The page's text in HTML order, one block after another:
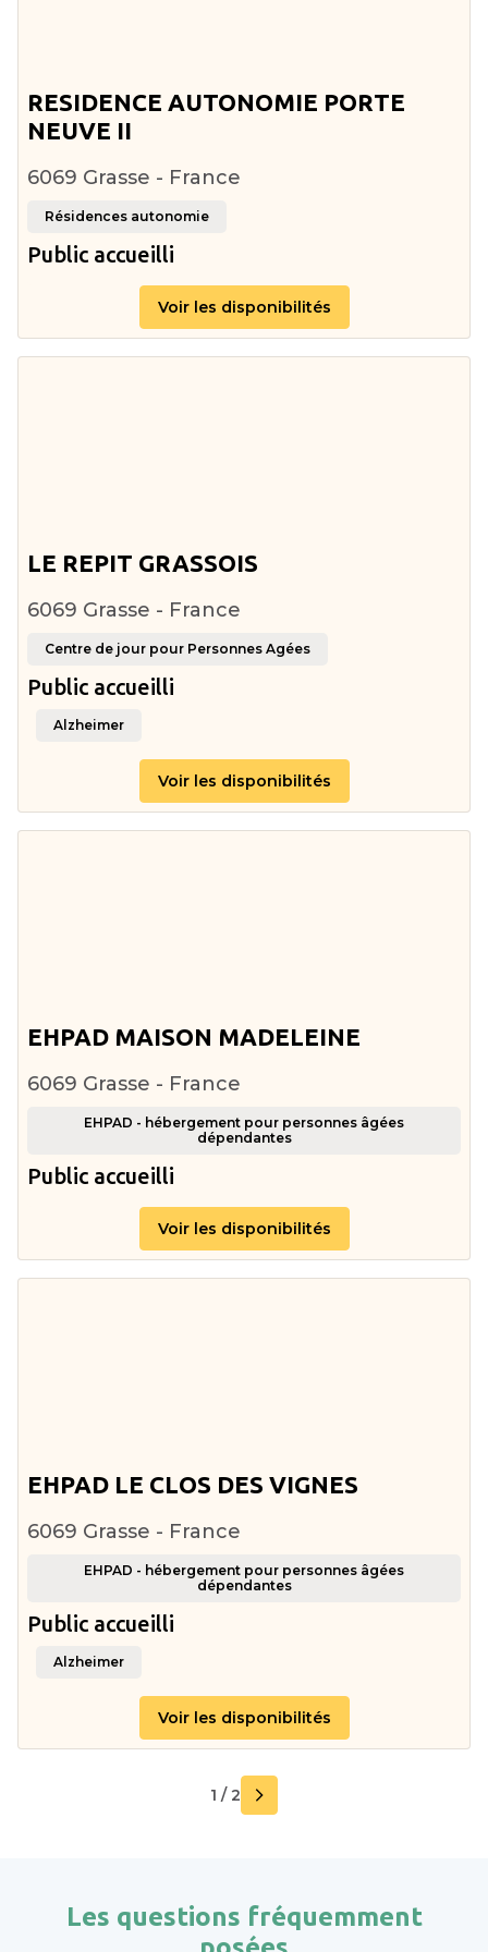
RESIDENCE AUTONOMIE PORTE
NEUVE II
6069 Grasse - France
Résidences autonomie
Public accueilli
Voir les disponibilités
LE REPIT GRASSOIS
6069 Grasse - France
Centre de jour pour Personnes Agées
Public accueilli
Alzheimer
Voir les disponibilités
EHPAD MAISON MADELEINE
6069 Grasse - France
EHPAD - hébergement pour personnes âgées
dépendantes
Public accueilli
Voir les disponibilités
EHPAD LE CLOS DES VIGNES
6069 Grasse - France
EHPAD - hébergement pour personnes âgées
dépendantes
Public accueilli
Alzheimer
Voir les disponibilités
1 / 2
Les questions fréquemment